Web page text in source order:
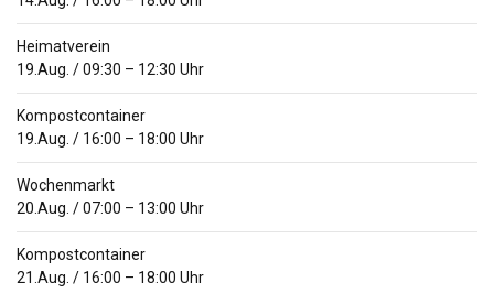
Heimatverein
19.Aug. /09:30 – 12:30 Uhr
Kompostcontainer
19.Aug. / 16:00 – 18:00 Uhr
Wochenmarkt
20.Aug. /07:00 – 13:00 Uhr
Kompostcontainer
21.Aug. / 16:00 – 18:00 Uhr